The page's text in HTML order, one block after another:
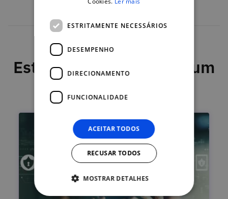
Este curso faz parte de um
ESTRITAMENTE NECESSÁRIOS
DESEMPENHO
DIRECIONAMENTO
FUNCIONALIDADE
ACEITAR TODOS
RECUSAR TODOS
MOSTRAR DETALHES